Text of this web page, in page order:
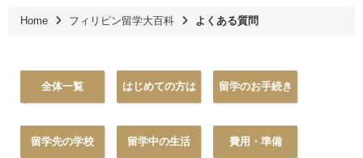
Home フィリピン留学大百科 よくある質問
全体一覧 はじめての方は 留学のお手続き
留学先の学校 留学中の生活 費用・準備